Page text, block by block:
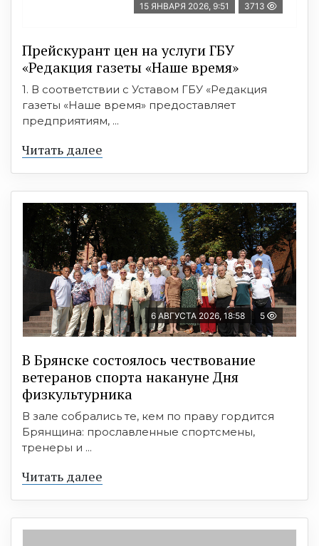
15 ЯНВАРЯ 2026, 9:51 3713
Прейскурант цен на услуги ГБУ
«Редакция газеты «Наше время»
1. В соответствии с Уставом ГБУ «Редакция
газеты «Наше время» предоставляет
предприятиям, ...
Читать далее
6 АВГУСТА 2026, 18:58 5
В Брянске состоялось чествование
ветеранов спорта накануне Дня
физкультурника
В зале собрались те, кем по праву гордится
Брянщина: прославленные спортсмены,
тренеры и ...
Читать далее